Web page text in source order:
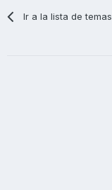
Ir a la lista de temas